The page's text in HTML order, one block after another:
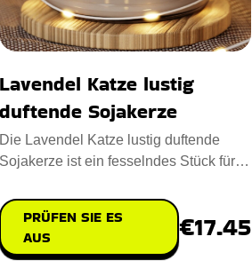
Lavendel Katze lustig
duftende Sojakerze
Die Lavendel Katze lustig duftende
Sojakerze ist ein fesselndes Stück für
PRÜFEN SIE ES
AUS
€17.45